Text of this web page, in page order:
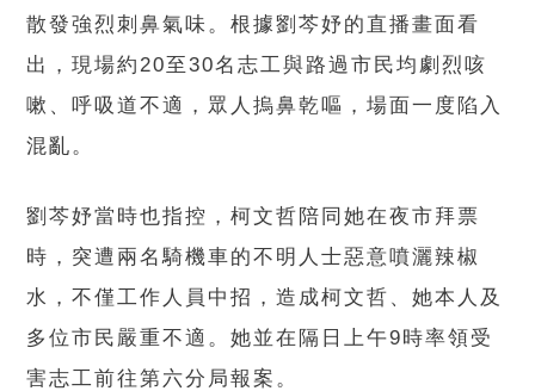
散發強烈刺鼻氣味。根據劉芩妤的直播畫面看
出，現場約20至30名志工與路過市民均劇烈咳
嗽、呼吸道不適，眾人摀鼻乾嘔，場面一度陷入
混亂。
劉芩妤當時也指控，柯文哲陪同她在夜市拜票
時，突遭兩名騎機車的不明人士惡意噴灑辣椒
水，不僅工作人員中招，造成柯文哲、她本人及
多位市民嚴重不適。她並在隔日上午9時率領受
害志工前往第六分局報案。